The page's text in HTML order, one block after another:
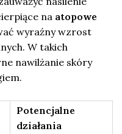
na atopowe
wyraźny wzrost
W takich
nawilżanie skóry
Potencjalne
działania